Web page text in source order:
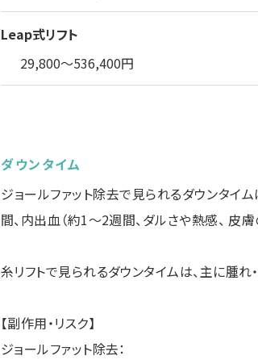
Leap式リフト
29,800～536,400円
ダウンタイム
ジョールファット除去で見られるダウンタイ
間、内出血（約1〜2週間、ダルさや熱感、 皮膚
糸リフトで見られるダウンタイムは、主に腫
【副作用・リスク】
ジョールファット除去：